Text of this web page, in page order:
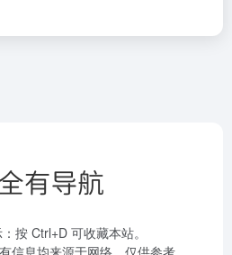
按 Ctrl+D 可收藏本站。
信息均来源于网络，仅供参考。